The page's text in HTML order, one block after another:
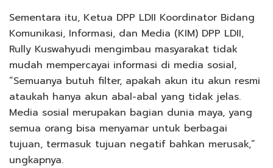
Sementara itu, Ketua DPP LDII Koordinator Bidang
Komunikasi, Informasi, dan Media (KIM) DPP LDII,
Rully Kuswahyudi mengimbau masyarakat tidak
mudah mempercayai informasi di media sosial,
“Semuanya butuh filter, apakah akun itu akun resmi
ataukah hanya akun abal-abal yang tidak jelas.
Media sosial merupakan bagian dunia maya, yang
semua orang bisa menyamar untuk berbagai
tujuan, termasuk tujuan negatif bahkan merusak,”
ungkapnya.